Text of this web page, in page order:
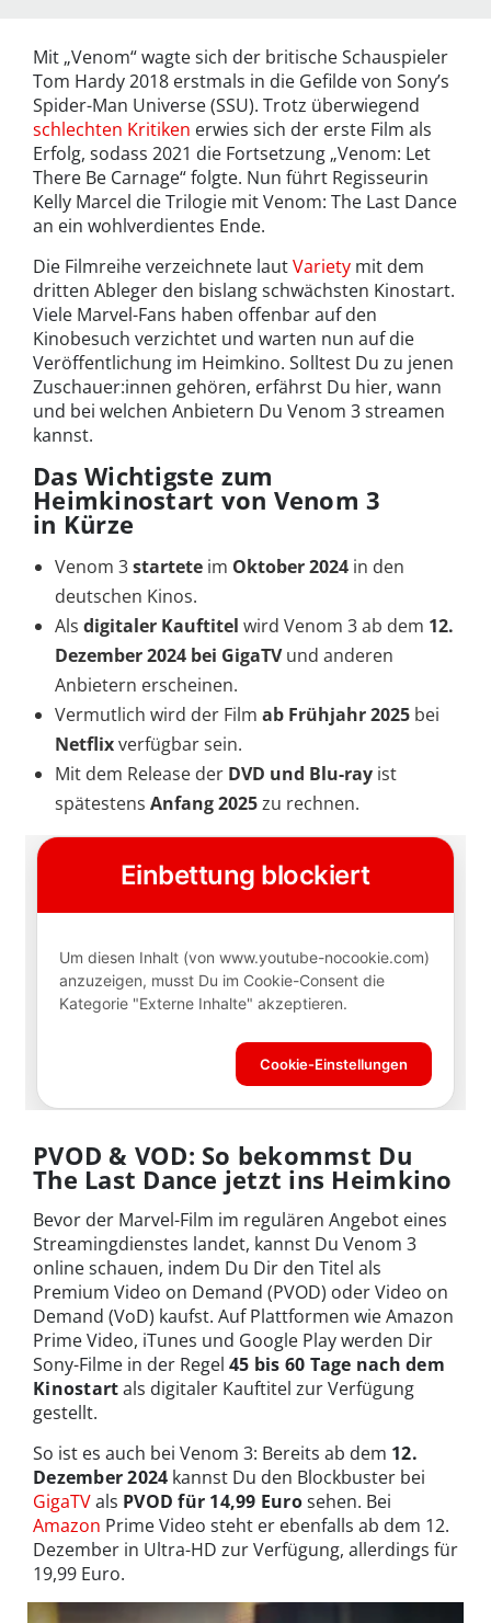
Mit „Venom“ wagte sich der britische Schauspieler
Tom Hardy 2018 erstmals in die Gefilde von Sony’s
Spider-Man Universe (SSU). Trotz überwiegend
schlechten Kritiken erwies sich der erste Film als
Erfolg, sodass 2021 die Fortsetzung „Venom: Let
There Be Carnage“ folgte. Nun führt Regisseurin
Kelly Marcel die Trilogie mit Venom: The Last Dance
an ein wohlverdientes Ende.
Die Filmreihe verzeichnete lautVariety mit dem
dritten Ableger den bislang schwächsten Kinostart.
Viele Marvel-Fans haben offenbar auf den
Kinobesuch verzichtet und warten nun auf die
Veröffentlichung im Heimkino. Solltest Du zu jenen
Zuschauer:innen gehören, erfährst Du hier, wann
und bei welchen Anbietern Du Venom 3 streamen
kannst.
Das Wichtigste zum
Heimkinostart von Venom 3
in Kürze
Venom 3startete im Oktober 2024 in den
deutschen Kinos.
Als digitaler Kauftitel wird Venom 3 ab dem 12.
Dezember 2024 bei GigaTVund anderen
Anbietern erscheinen.
Vermutlich wird der Film ab Frühjahr 2025 bei
Netflixverfügbar sein.
Mit dem Release der DVD und Blu-ray ist
spätestens Anfang 2025zu rechnen.
PVOD & VOD: So bekommst Du
The Last Dance jetzt ins Heimkino
Bevor der Marvel-Film im regulären Angebot eines
Streamingdienstes landet, kannst Du Venom 3
online schauen, indem Du Dir den Titel als
Premium Video on Demand (PVOD) oder Video on
Demand (VoD) kaufst. Auf Plattformen wie Amazon
Prime Video, iTunes und Google Play werden Dir
Sony-Filme in der Regel 45 bis 60 Tage nach dem
Kinostartals digitaler Kauftitel zur Verfügung
gestellt.
So ist es auch bei Venom 3: Bereits ab dem 12.
Dezember 2024 kannst Du den Blockbuster bei
GigaTVals PVOD für 14,99 Eurosehen. Bei
Amazon Prime Video steht er ebenfalls ab dem 12.
Dezember in Ultra-HD zur Verfügung, allerdings für
19,99 Euro.